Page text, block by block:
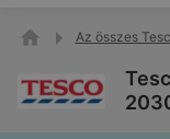
Az összes